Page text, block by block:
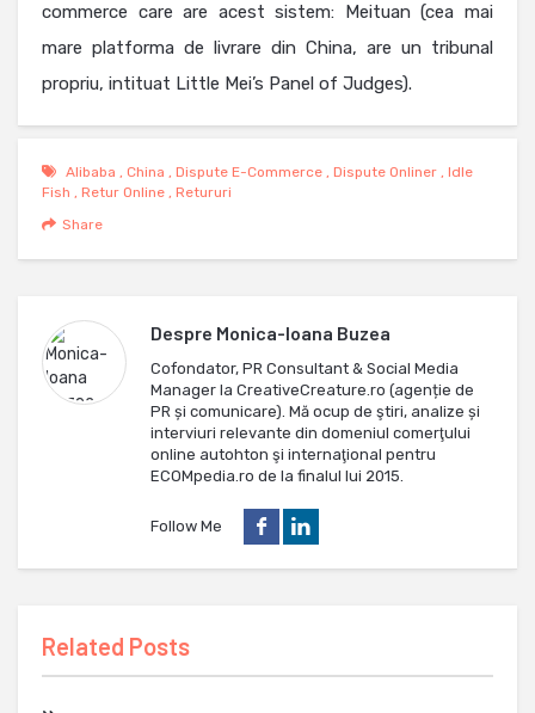
commerce care are acest sistem: Meituan (cea mai
mare platforma de livrare din China, are un tribunal
propriu, intituat Little Mei’s Panel of Judges).
Alibaba , China , Dispute E-Commerce , Dispute Onliner , Idle
Fish , Retur Online , Retururi
Share
Despre Monica-Ioana Buzea
Cofondator, PR Consultant & Social Media
Manager la CreativeCreature.ro (agenție de
PR și comunicare). Mă ocup de ştiri, analize și
interviuri relevante din domeniul comerţului
online autohton şi internaţional pentru
ECOMpedia.ro de la finalul lui 2015.
Follow Me
Related Posts